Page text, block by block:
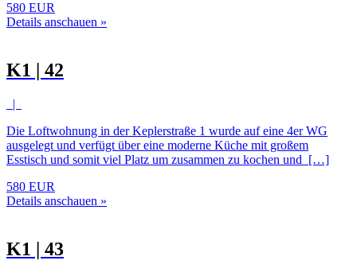
580 EUR
Details anschauen »
K1 | 42
|
Die Loftwohnung in der Keplerstraße 1 wurde auf eine 4er WG
ausgelegt und verfügt über eine moderne Küche mit großem
Esstisch und somit viel Platz um zusammen zu kochen und […]
580 EUR
Details anschauen »
K1 | 43